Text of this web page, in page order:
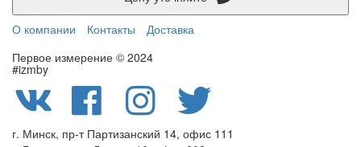
О компании
Контакты
Доставка
Первое измерение © 2024
#izmby
г. Минск, пр-т Партизанский 14, офис 111